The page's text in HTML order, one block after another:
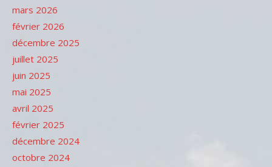
mars 2026
février 2026
décembre 2025
juillet 2025
juin 2025
mai 2025
avril 2025
février 2025
décembre 2024
octobre 2024